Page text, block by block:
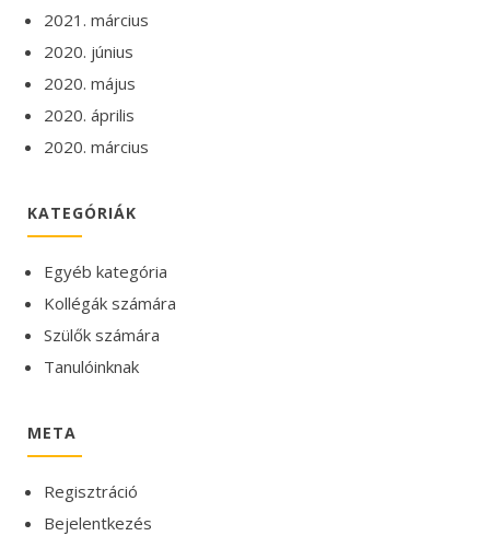
2021. március
2020. június
2020. május
2020. április
2020. március
KATEGÓRIÁK
Egyéb kategória
Kollégák számára
Szülők számára
Tanulóinknak
META
Regisztráció
Bejelentkezés